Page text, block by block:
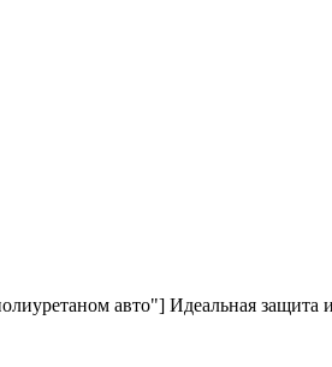
авто"] Идеальная защита